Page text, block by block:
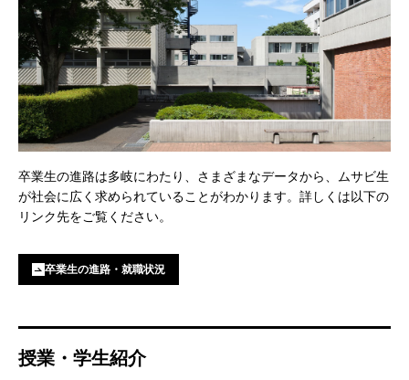
卒業生の進路は多岐にわたり、さまざまなデータから、ムサビ生
が社会に広く求められていることがわかります。詳しくは以下の
リンク先をご覧ください。
卒業生の進路・就職状況
授業・学生紹介